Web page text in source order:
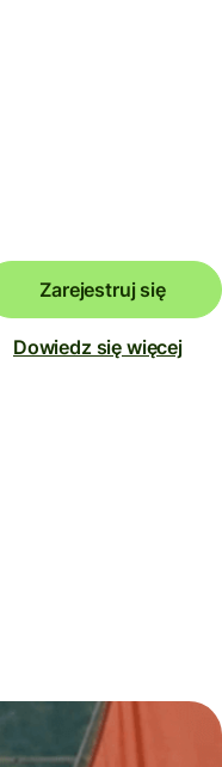
Zarejestruj się
Dowiedz się więcej